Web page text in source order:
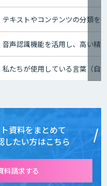
テキストやコンテンツの分類を
音声認識機能を活用し、高い精
私たちが使用している言葉（自
資料をまとめて
したい方はこちら
料請求する